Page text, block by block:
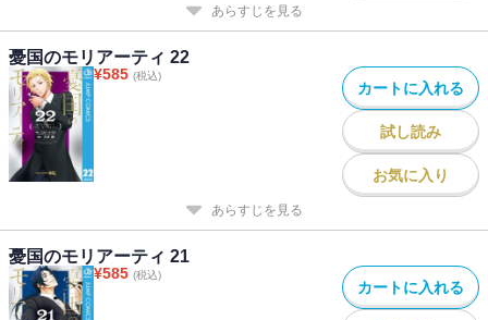
あらすじを見る
憂国のモリアーティ 22
¥585 (税込)
カートに入れる
試し読み
お気に入り
あらすじを見る
憂国のモリアーティ 21
¥585 (税込)
カートに入れる